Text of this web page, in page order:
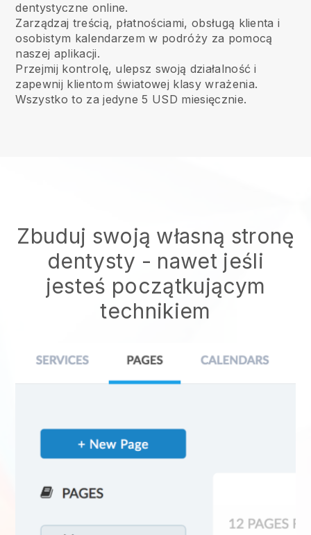
dentystyczne online.
Zarządzaj treścią, płatnościami, obsługą klienta i
osobistym kalendarzem w podróży za pomocą
naszej aplikacji.
Przejmij kontrolę, ulepsz swoją działalność i
zapewnij klientom światowej klasy wrażenia.
Wszystko to za jedyne 5 USD miesięcznie.
Zbuduj swoją własną stronę
dentysty - nawet jeśli
jesteś początkującym
technikiem